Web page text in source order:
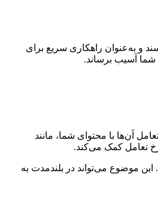
و به‌عنوان راهکاری سریع برای
شما آسیب برساند.
آن‌ها با محتوای شما، مانند
تعامل کمک می‌کند.
این موضوع می‌تواند در بلندمدت به